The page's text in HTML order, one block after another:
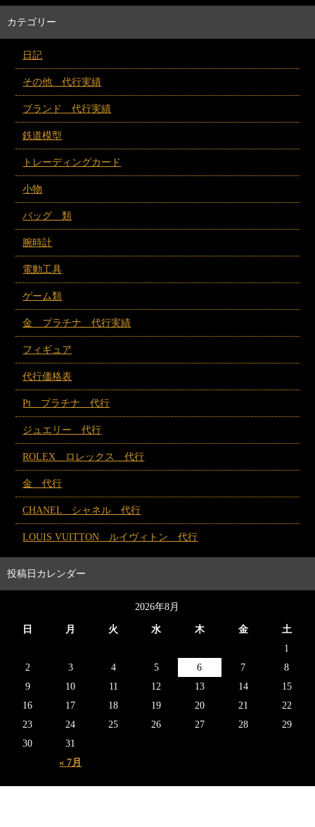
カテゴリー
日記
その他 代行実績
ブランド 代行実績
鉄道模型
トレーディングカード
小物
バッグ 類
腕時計
電動工具
ゲーム類
金 プラチナ 代行実績
フィギュア
代行価格表
Pt プラチナ 代行
ジュエリー 代行
ROLEX ロレックス 代行
金 代行
CHANEL シャネル 代行
LOUIS VUITTON ルイヴィトン 代行
投稿日カレンダー
2026年8月
日 月 火 水 木 金 土
« 7月
1
2
3 4 5 6 7
8
9
10 11 12 13 14
15
16
17 18 19 20 21
22
23
24 25 26 27 28
29
30
31